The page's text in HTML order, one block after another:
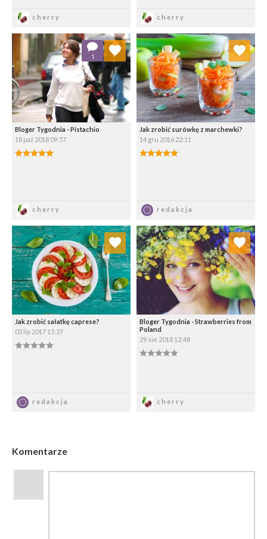
cherry cherry
Bloger Tygodnia - Pistachio
18 paź 2018 09:57
5.00/5
cherry
1
Dodaj do ulubionych
Wybierz listę:
Jak zrobić surówkę z marchewki?
14 gru 2016 22:11
5.00/5
redakcja
Dodaj do ulubionych
Wybierz listę:
Jak zrobić sałatkę caprese?
03 lip 2017 15:37
0.00/5
redakcja
Dodaj do ulubionych
Wybierz listę:
Bloger Tygodnia - Strawberries from
Poland
29 sie 2018 12:48
0.00/5
cherry
Dodaj do ulubionych
Wybierz listę:
Komentarze